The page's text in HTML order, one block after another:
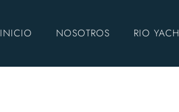
INICIO NOSOTROS RIO